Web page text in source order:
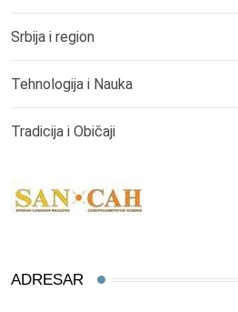
Srbija i region
Tehnologija i Nauka
Tradicija i Običaji
ADRESAR